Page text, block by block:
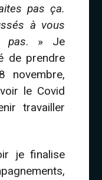
pas ça.
à vous
pas. » Je
de prendre
novembre,
le Covid
travailler
je finalise